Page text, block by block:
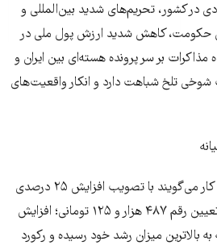
در کشور، تحریم‌های شدید بین‌المللی و
حکومت، کاهش شدید ارزش پول ملی در
مذاکرات بر سر پرونده هسته‌ای بین ایران و
تلخ شباهت دارد و انکار واقعیت‌های
طرفداران تصمیم شورای عالی کار می‌گویند با تصویب افزایش ۲۵ درصدی
حداقل دستمزد سال آینده و تعیین رقم ۴۸۷ هزار و ۱۲۵ تومانی؛ افزایش
سال گذشته به بالاترین میزان رشد خود رسیده و رکورد